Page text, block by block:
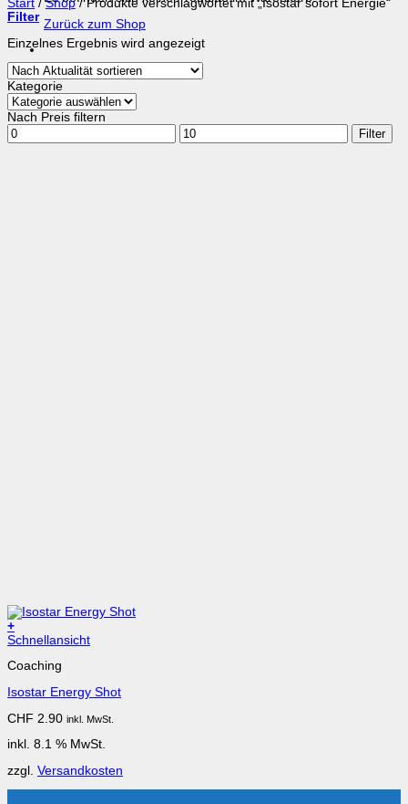
Zurück zum Shop
Start / Shop /Produkte verschlagwortet mit „Isostar sofort Energie“
Filter
Einzelnes Ergebnis wird angezeigt
Kategorie
Nach Preis filtern
Min.
Preis
Max.
Preis
Filter
+
Schnellansicht
Coaching
Isostar Energy Shot
CHF 2.90 inkl. MwSt.
inkl. 8.1 % MwSt.
zzgl. Versandkosten